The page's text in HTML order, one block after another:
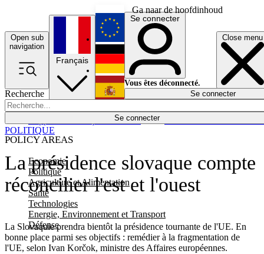
Ga naar de hoofdinhoud
Open sub
navigation
Close menu
Recherche
Se connecter
POLICY AREAS
Economie
Politique
Agriculture et Alimentation
Santé
Technologies
Energie, Environnement et Transport
Défense
Économie
Français
English
Deutsch
Español
Se connecter
Vous êtes déconnecté.
Se connecter
La présidence slovaque compte
réconcilier l'est et l'ouest
La Slovaquie prendra bientôt la présidence tournante de l'UE. En
bonne place parmi ses objectifs : remédier à la fragmentation de
l'UE, selon Ivan Korčok, ministre des Affaires européennes.
POLITIQUE